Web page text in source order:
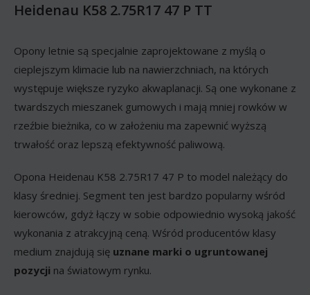
Heidenau K58 2.75R17 47 P TT
Opony letnie są specjalnie zaprojektowane z myślą o
cieplejszym klimacie lub na nawierzchniach, na których
występuje większe ryzyko akwaplanacji. Są one wykonane z
twardszych mieszanek gumowych i mają mniej rowków w
rzeźbie bieżnika, co w założeniu ma zapewnić wyższą
trwałość oraz lepszą efektywność paliwową.
Opona Heidenau K58 2.75R17 47 P to model należący do
klasy średniej. Segment ten jest bardzo popularny wśród
kierowców, gdyż łączy w sobie odpowiednio wysoką jakość
wykonania z atrakcyjną ceną. Wśród producentów klasy
medium znajdują się uznane marki o ugruntowanej
pozycji na światowym rynku.